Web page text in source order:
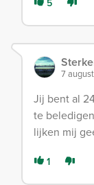
7
Jij bent al
te
lijken mij
1